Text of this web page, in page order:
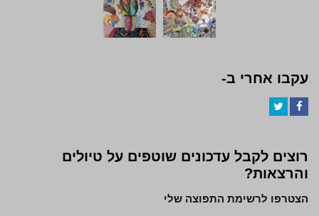
עקבו אחרי ב-
רוצים לקבל עדכונים שוטפים על טיולים
והרצאות?
הצטרפו לרשימת התפוצה שלי